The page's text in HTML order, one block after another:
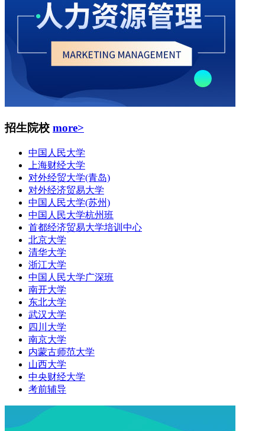
招生院校 more>
中国人民大学
上海财经大学
对外经贸大学(青岛)
对外经济贸易大学
中国人民大学(苏州)
中国人民大学杭州班
首都经济贸易大学培训中心
北京大学
清华大学
浙江大学
中国人民大学广深班
南开大学
东北大学
武汉大学
四川大学
南京大学
内蒙古师范大学
山西大学
中央财经大学
考前辅导